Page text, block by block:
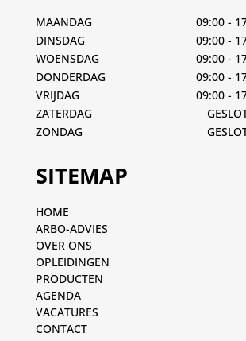
MAANDAG
09:00 -
DINSDAG
09:00 -
WOENSDAG
09:00 -
DONDERDAG
09:00 -
VRIJDAG
09:00 -
ZATERDAG
ZONDAG
SITEMAP
HOME
ARBO-ADVIES
OVER ONS
OPLEIDINGEN
PRODUCTEN
AGENDA
VACATURES
CONTACT